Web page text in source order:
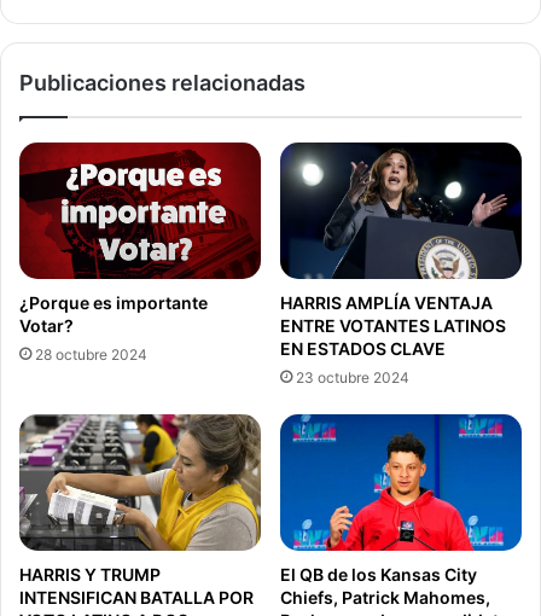
Publicaciones relacionadas
¿Porque es importante
Votar?
28 octubre 2024
HARRIS AMPLÍA VENTAJA
ENTRE VOTANTES LATINOS
EN ESTADOS CLAVE
23 octubre 2024
HARRIS Y TRUMP
INTENSIFICAN BATALLA POR
El QB de los Kansas City
Chiefs, Patrick Mahomes,